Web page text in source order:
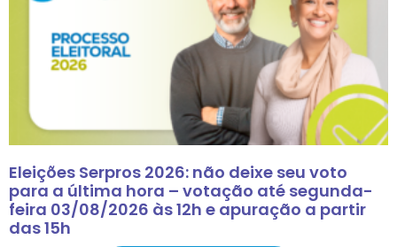
Eleições Serpros 2026: não deixe seu voto
para a última hora – votação até segunda-
feira 03/08/2026 às 12h e apuração a partir
das 15h